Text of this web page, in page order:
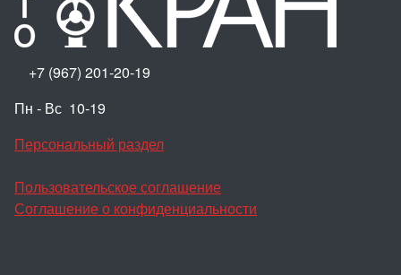
+7 (967) 201-20-19
Пн - Вс 10-19
Персональный раздел
Пользовательское соглашение
Соглашение о конфиденциальности